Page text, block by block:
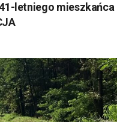
letniego mieszkańca